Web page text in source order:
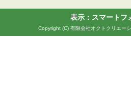
表示：スマートフ
Copyright (C) 有限会社オクトクリエー